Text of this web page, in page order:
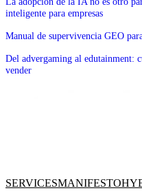
inteligente para empresas
Manual de supervivencia GEO
Del advergaming al edutainment:
vender
SERVICESMANIFESTO